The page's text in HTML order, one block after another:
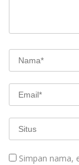
Simpan nama,